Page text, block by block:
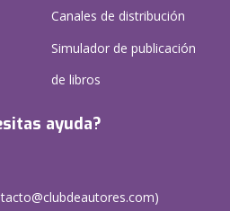
Canales de distribución
Simulador de publicación
de libros
ayuda?
)